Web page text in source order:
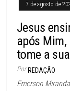
7 de agosto de
Jesus
após Mim,
tome a
Por REDAÇÃO
Emerson